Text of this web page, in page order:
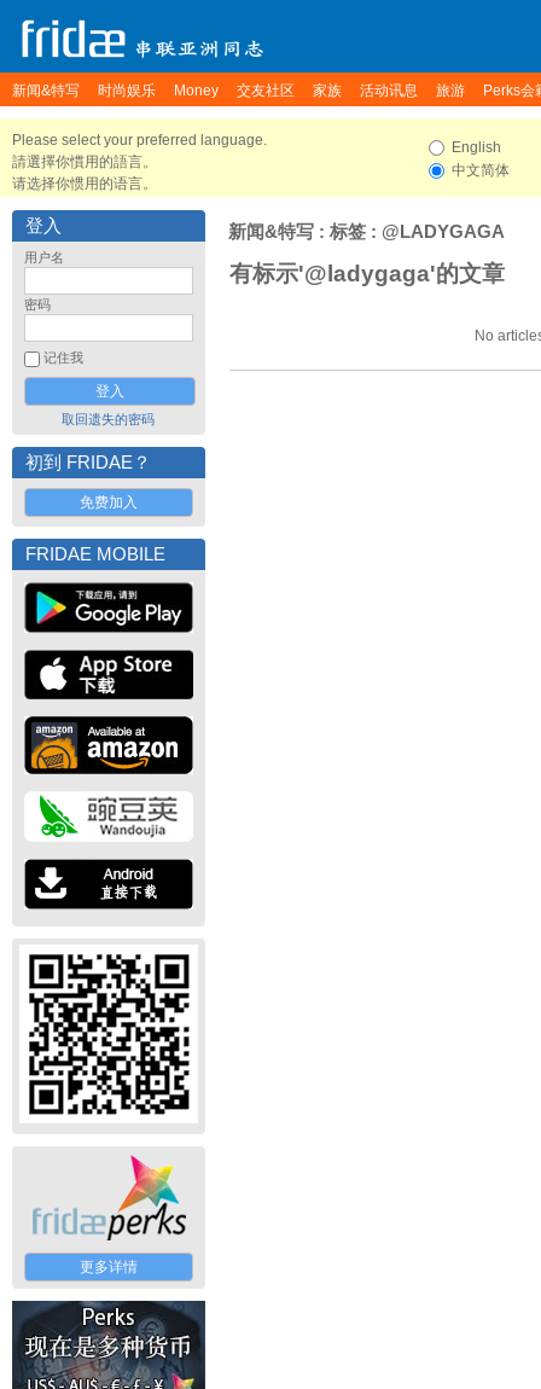
新闻&特写 时尚娱乐 Money 交友社区 家族 活动讯息 旅游 Perks会
Please select your preferred language.
請選擇你慣用的語言。
请选择你惯用的语言。
English
中文简体
登入
用户名
密码
记住我
取回遗失的密码
初到 FRIDAE？
免费加入
FRIDAE MOBILE
更多详情
新闻&特写 : 标签 : @LADYGAGA
有标示'@ladygaga'的文章
No